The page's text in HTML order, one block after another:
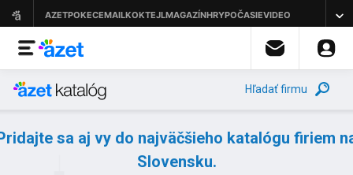
Hľadať firmu
sa aj vy do najväčšieho katalógu firiem
Slovensku.